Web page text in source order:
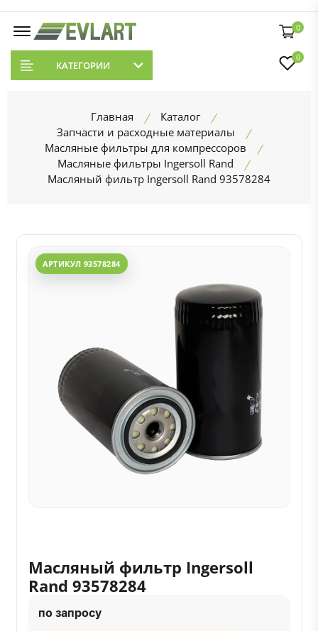
0
КАТЕГОРИИ
0
Главная
Каталог
Запчасти и расходные материалы
Масляные фильтры для компрессоров
Масляные фильтры Ingersoll Rand
Масляный фильтр Ingersoll Rand 93578284
АРТИКУЛ 93578284
Масляный фильтр Ingersoll
Rand 93578284
по запросу